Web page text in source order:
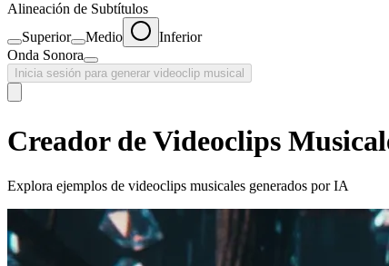
Alineación de Subtítulos
Superior
Medio
Inferior
Onda Sonora
Inicia sesión para generar videoclip musical
Creador de Videoclips
Explora ejemplos de videoclips musicales generados por IA